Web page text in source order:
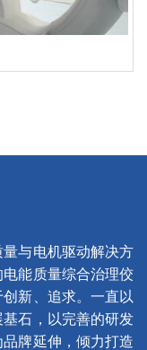
与电机驱动解决方
能质量综合治理佼
新、追求。一直以
石，以完善的研发
牌延伸，倾力打造